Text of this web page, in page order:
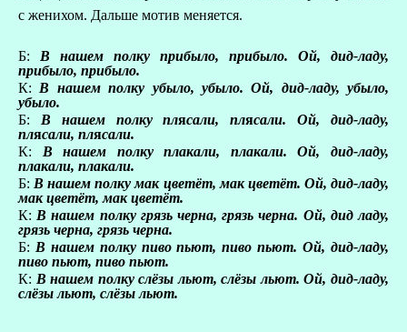
с женихом. Дальше мотив меняется.
Б: В нашем полку прибыло, прибыло. Ой, дид-ладу,
прибыло, прибыло.
К:В нашем полку убыло, убыло. Ой, дид-ладу, убыло,
убыло.
Б: В нашем полку плясали, плясали. Ой, дид-ладу,
плясали, плясали.
К: В нашем полку плакали, плакали. Ой, дид-ладу,
плакали, плакали.
Б:В нашем полку мак цветёт, мак цветёт. Ой, дид-ладу,
мак цветёт, мак цветёт.
К:В нашем полку грязь черна, грязь черна. Ой, дид ладу,
грязь черна, грязь черна.
Б: В нашем полку пиво пьют, пиво пьют. Ой, дид-ладу,
пиво пьют, пиво пьют.
К: В нашем полку слёзы льют, слёзы льют. Ой, дид-ладу,
слёзы льют, слёзы льют.